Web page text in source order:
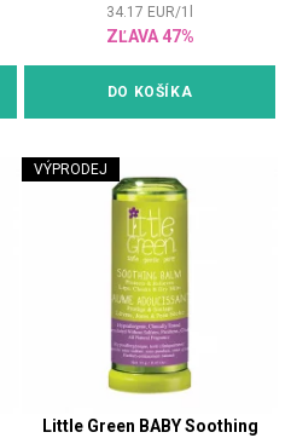
34.17 EUR/1
ZĽAVA 47%
DO KOŠÍKA
VÝPRODEJ
Little Green BABY Soothing